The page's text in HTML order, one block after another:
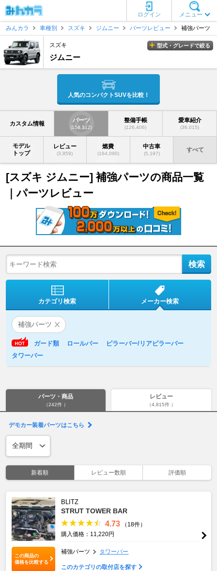
メニュー
ログイン
みんカラ
車種別 スズキ ジムニー パーツレビュー 補強パーツ
スズキ
ジムニー
型式・グレードで絞る
人気のコンパクトSUVを比較！
カスタム情報 パーツ
(158,312)
整備手帳
(126,406)
愛車紹介
(36,015)
モデル
トップ
レビュー
(3,859)
燃費
(164,090)
中古車
(5,197)
すべて
[スズキ ジムニー] 補強パーツの商品一覧
｜パーツレビュー
カテゴリ検索 メーカー検索
補強パーツ
ガード類 ロールバー
ピラーバー/リアピラーバー
タワーバー
パーツ・商品
（242件 ）
レビュー
（4,815件 ）
デモカー装着パーツはこちら
新着順 レビュー数順 評価順
この商品の
価格を比較する
BLITZ
STRUT TOWER BAR
4.73
（18件）
購入価格：11,220円
補強パーツ タワーバー
このカテゴリの取付店を探す